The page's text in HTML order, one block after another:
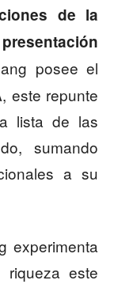
de la
posee el
este repunte
lista de las
sumando
a su
experimenta
riqueza este